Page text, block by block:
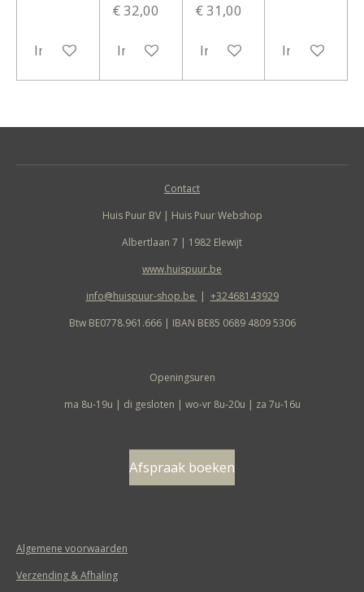
In winkelwagen
€ 32,00
In winkelwagen
€ 31,00
In winkelwagenIn
Contact
Huis Puur BV | Huis Puur Webshop
Albertlaan 7 | 1982 Elewijt
www.huispuur.be
info@huispuur-shop.be | +32468143929
Btw BE0778.961.666 | IBAN BE85 0689 4809 5306
Openingsuren
ma 8u-19u | di gesloten | wo-vr 8u-20u | za 7u-16u
Afspraak boeken
Algemene voorwaarden
Verzending & Afhaling